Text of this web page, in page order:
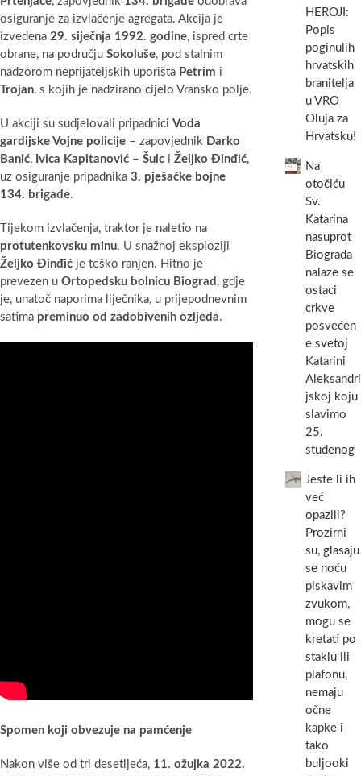
osiguranje za izvlačenje agregata. Akcija je
izvedena 29. siječnja 1992. godine, ispred crte
obrane, na području Sokoluše, pod stalnim
nadzorom neprijateljskih uporišta Petrim i
Trojan, s kojih je nadzirano cijelo Vransko polje.
U akciji su sudjelovali pripadnici Voda
gardijske Vojne policije – zapovjednik Darko
Banić, Ivica Kapitanović – Šulc i Željko Đinđić,
uz osiguranje pripadnika 3. pješačke bojne
134. brigade.
Tijekom izvlačenja, traktor je naletio na
protutenkovsku minu. U snažnoj eksploziji
Željko Đinđić je teško ranjen. Hitno je
prevezen u Ortopedsku bolnicu Biograd , gdje
je, unatoč naporima liječnika, u prijepodnevnim
satima preminuo od zadobivenih ozljeda.
Spomen koji obvezuje na pamćenje
Nakon više od tri desetljeća, 11. ožujka 2022.
HEROJI:
Popis
poginulih
hrvatskih
branitelja
u VRO
Oluja za
Hrvatsku!
Na
otočiću
Sv.
Katarina
nasuprot
Biograda
nalaze se
ostaci
crkve
posvećen
e svetoj
Katarini
Aleksandri
jskoj koju
slavimo
25.
studenog
Jeste li ih
već
opazili?
Prozirni
su, glasaju
se noću
piskavim
zvukom,
mogu se
kretati po
staklu ili
plafonu,
nemaju
očne
kapke i
tako
buljooki